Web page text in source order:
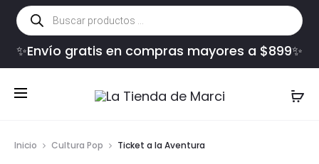
Búsqueda
de
productos
✨Envío gratis en compras mayores a $899✨
Inicio Cultura Pop Ticket a la Aventura